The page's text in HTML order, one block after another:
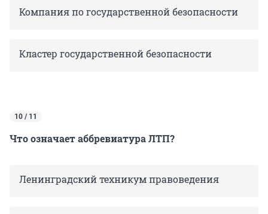
Компания по государственной безопасности
Кластер государственной безопасности
10 / 11
Что означает аббревиатура ЛТП?
Ленинградский техникум правоведения